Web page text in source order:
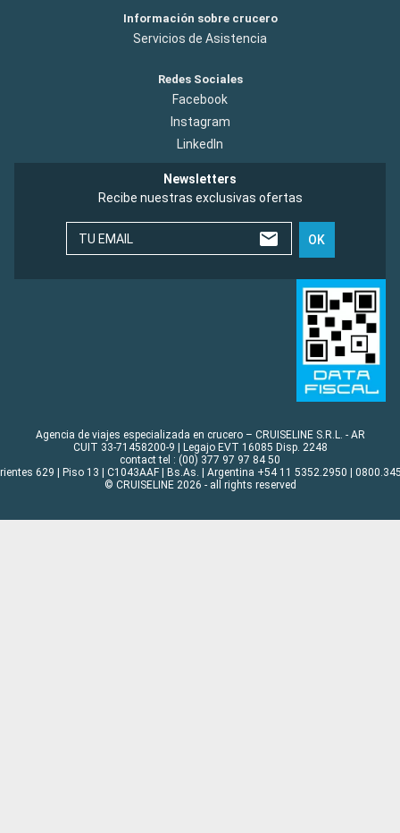
Información sobre crucero
Servicios de Asistencia
Redes Sociales
Facebook
Instagram
LinkedIn
Newsletters
Recibe nuestras exclusivas ofertas
TU EMAIL OK
Agencia de viajes especializada en crucero – CRUISELINE S.R.L. - AR
CUIT 33-71458200-9 | Legajo EVT 16085 Disp. 2248
contact tel : (00) 377 97 97 84 50
629 | Piso 13 | C1043AAF | Bs.As. | Argentina +54 11 5352.2950 |
© CRUISELINE 2026 - all rights reserved